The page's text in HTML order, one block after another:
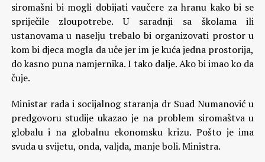
siromašni bi mogli dobijati vaučere za hranu kako bi se
spriječile zloupotrebe. U saradnji sa školama ili
ustanovama u naselju trebalo bi organizovati prostor u
kom bi djeca mogla da uče jer im je kuća jedna prostorija,
do kasno puna namjernika. I tako dalje. Ako bi imao ko da
čuje.
Ministar rada i socijalnog staranja dr Suad Numanović u
predgovoru studije ukazao je na problem siromaštva u
globalu i na globalnu ekonomsku krizu. Pošto je ima
svuda u svijetu, onda, valjda, manje boli. Ministra.